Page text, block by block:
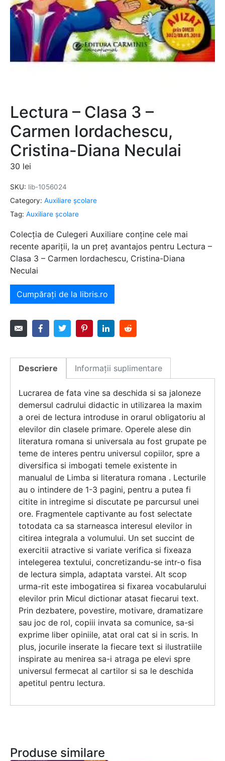
Lectura – Clasa 3 –
Carmen Iordachescu,
Cristina-Diana Neculai
30 lei
SKU: lib-1056024
Category: Auxiliare şcolare
Tag: Auxiliare şcolare
Colecția de Culegeri Auxiliare conține cele mai
recente apariții, la un preț avantajos pentru Lectura –
Clasa 3 – Carmen Iordachescu, Cristina-Diana
Neculai
Cumpărați de la libris.ro
Descriere Informații suplimentare
Lucrarea de fata vine sa deschida si sa jaloneze
demersul cadrului didactic in utilizarea la maxim
a orei de lectura introduse in orarul obligatoriu al
elevilor din clasele primare. Operele alese din
literatura romana si universala au fost grupate pe
teme de interes pentru universul copiilor, spre a
diversifica si imbogati temele existente in
manualul de Limba si literatura romana . Lecturile
au o intindere de 1-3 pagini, pentru a putea fi
citite in intregime si discutate pe parcursul unei
ore. Fragmentele captivante au fost selectate
totodata ca sa starneasca interesul elevilor in
citirea integrala a volumului. Un set succint de
exercitii atractive si variate verifica si fixeaza
intelegerea textului, concretizandu-se intr-o fisa
de lectura simpla, adaptata varstei. Alt scop
urma-rit este imbogatirea si fixarea vocabularului
elevilor prin Micul dictionar atasat fiecarui text.
Prin dezbatere, povestire, motivare, dramatizare
sau joc de rol, copiii invata sa comunice, sa-si
exprime liber opiniile, atat oral cat si in scris. In
plus, jocurile inserate la fiecare text si ilustratiile
inspirate au menirea sa-i atraga pe elevi spre
universul fermecat al cartilor si sa le deschida
apetitul pentru lectura.
Produse similare